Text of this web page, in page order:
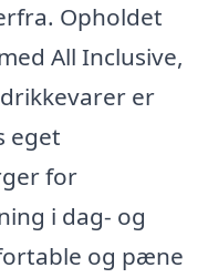
Opholdet
All Inclusive,
er
eget
for
i dag- og
og pæne